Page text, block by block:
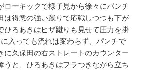
ローキックで様子見から徐々にパンチ
は得意の強い蹴りで応戦しつつも下が
ひろあきはヒザ蹴りも見せて圧力を掛
入っても流れは変わらず、パンチで
に久保田の右ストレートのカウンター
うと、ひろあきはフラつきながら立ち